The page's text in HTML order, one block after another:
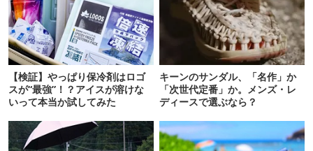
【検証】やっぱり保冷剤はロゴ
スが“最強”！？アイスが溶けな
いって本当か試してみた
キーンのサンダル、「名作」か
「次世代定番」か。メンズ・レ
ディースで選ぶなら？